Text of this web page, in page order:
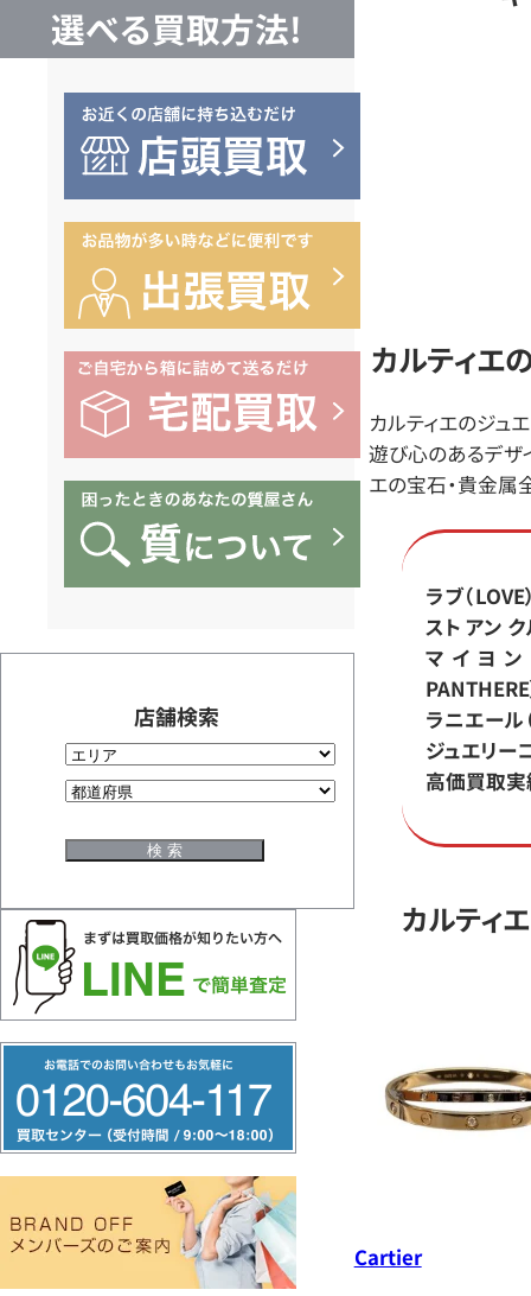
リ
BRAND
OFF
に
く
だ
さ
い
選べる買取方法!
店舗検索
リ
ー
ヤ
カルティエ
カルティエのジュ
遊び心のあるデザ
エの宝石・貴金属
ラブ（LOVE
スト アン
マイヨン
PANTHERE
ラニエール
ジュエリー
高価買取実
カルティ
Cartier